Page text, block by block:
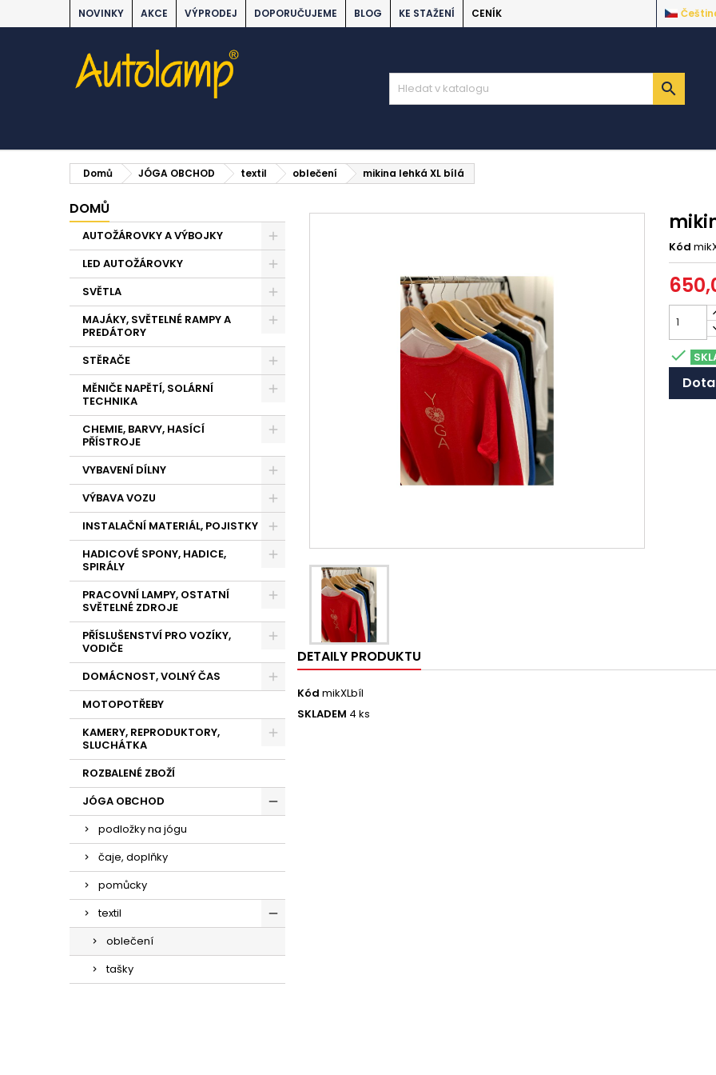
NOVINKY AKCE VÝPRODEJ DOPORUČUJEME BLOG KE STAŽENÍ CENÍK

Domů JÓGA OBCHOD textil oblečení mikina lehká XL bílá
DOMŮ
AUTOŽÁROVKY A VÝBOJKY
LED AUTOŽÁROVKY
SVĚTLA
MAJÁKY, SVĚTELNÉ RAMPY A
PREDÁTORY
STĚRAČE
MĚNIČE NAPĚTÍ, SOLÁRNÍ
TECHNIKA
CHEMIE, BARVY, HASÍCÍ
PŘÍSTROJE
VYBAVENÍ DÍLNY
VÝBAVA VOZU
INSTALAČNÍ MATERIÁL, POJISTKY
HADICOVÉ SPONY, HADICE,
SPIRÁLY
PRACOVNÍ LAMPY, OSTATNÍ
SVĚTELNÉ ZDROJE
PŘÍSLUŠENSTVÍ PRO VOZÍKY,
VODIČE
DOMÁCNOST, VOLNÝ ČAS
MOTOPOTŘEBY
KAMERY, REPRODUKTORY,
SLUCHÁTKA
ROZBALENÉ ZBOŽÍ
JÓGA OBCHOD
podložky na jógu
čaje, doplňky
pomůcky
textil
oblečení
tašky
Kód

DETAILY PRODUKTU
Kód mikXLbíl
SKLADEM 4 ks